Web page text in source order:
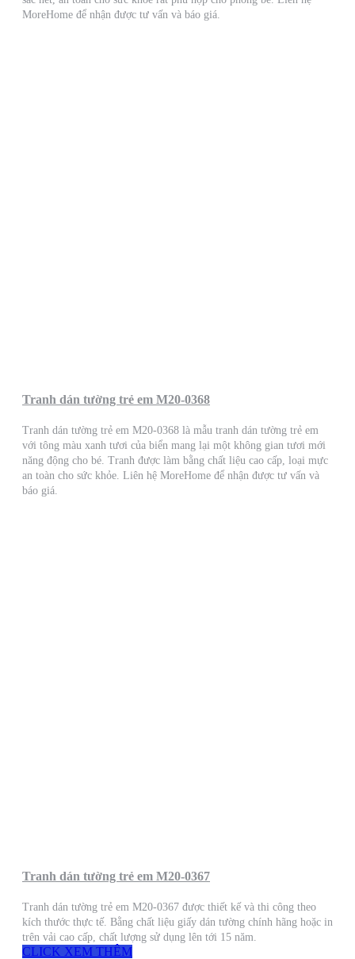
MoreHome để nhận được tư vấn và báo giá.
Tranh dán tường trẻ em M20-0368
Tranh dán tường trẻ em M20-0368 là mẫu tranh dán tường trẻ em
với tông màu xanh tươi của biển mang lại một không gian tươi mới
năng động cho bé. Tranh được làm bằng chất liệu cao cấp, loại mực
an toàn cho sức khỏe. Liên hệ MoreHome để nhận được tư vấn và
báo giá.
Tranh dán tường trẻ em M20-0367
Tranh dán tường trẻ em M20-0367 được thiết kế và thi công theo
kích thước thực tế. Bằng chất liệu giấy dán tường chính hãng hoặc in
trên vải cao cấp, chất lượng sử dụng lên tới 15 năm.
CLICK XEM THÊM